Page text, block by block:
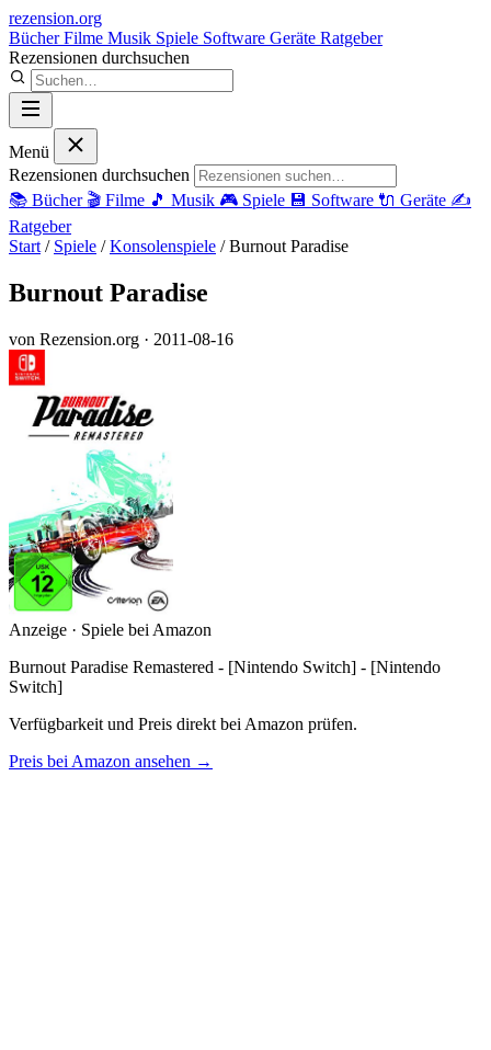
rezension.org
BücherFilme Musik Spiele Software Geräte Ratgeber
Rezensionen durchsuchen
Menü
Rezensionen durchsuchen
📚 Bücher 🎬 Filme 🎵 Musik 🎮 Spiele 💾 Software 🔌 Geräte ✍️
Ratgeber
Start / Spiele / Konsolenspiele / Burnout Paradise
Burnout Paradise
von Rezension.org · 2011-08-16
Anzeige · Spiele bei Amazon
Burnout Paradise Remastered - [Nintendo Switch] - [Nintendo
Switch]
Verfügbarkeit und Preis direkt bei Amazon prüfen.
Preis bei Amazon ansehen →